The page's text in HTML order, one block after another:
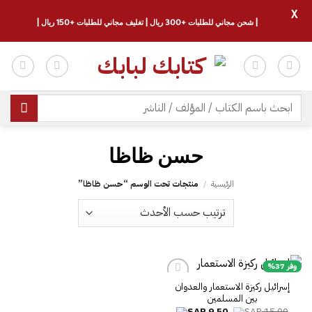
للمحتوى
البحث
عن:
حسن ظاظا
الرئيسية / منتجات تحت الوسم “حسن ظاظا”
وفر 37%
إسرائيل ركيزة الاستعمار والعدوان
بين المسلمين
| شحن مجاني للطلبات +300 ريال | تغليف مجاني للطلبات +150 ريال |
X